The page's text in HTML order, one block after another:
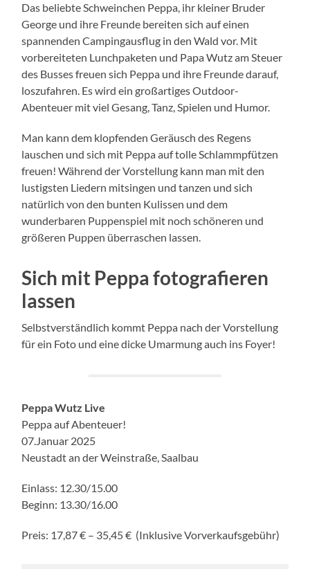
Das beliebte Schweinchen Peppa, ihr kleiner Bruder
George und ihre Freunde bereiten sich auf einen
spannenden Campingausflug in den Wald vor. Mit
vorbereiteten Lunchpaketen und Papa Wutz am Steuer
des Busses freuen sich Peppa und ihre Freunde darauf,
loszufahren. Es wird ein großartiges Outdoor-
Abenteuer mit viel Gesang, Tanz, Spielen und Humor.
Man kann dem klopfenden Geräusch des Regens
lauschen und sich mit Peppa auf tolle Schlammpfützen
freuen! Während der Vorstellung kann man mit den
lustigsten Liedern mitsingen und tanzen und sich
natürlich von den bunten Kulissen und dem
wunderbaren Puppenspiel mit noch schöneren und
größeren Puppen überraschen lassen.
Sich mit Peppa fotografieren
lassen
Selbstverständlich kommt Peppa nach der Vorstellung
für ein Foto und eine dicke Umarmung auch ins Foyer!
Peppa Wutz Live
Peppa auf Abenteuer!
07.Januar 2025
Neustadt an der Weinstraße, Saalbau
Einlass: 12.30/15.00
Beginn: 13.30/16.00
Preis: 17,87 € – 35,45 € (Inklusive Vorverkaufsgebühr)